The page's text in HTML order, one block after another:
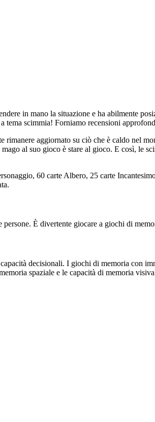
in mano la situazione e ha abilmente
scimmia! Forniamo recensioni
aggiornato su ciò che è caldo nel
al suo gioco è stare al gioco. E così, le
60 carte Albero, 25 carte
È divertente giocare a giochi di
decisionali. I giochi di memoria con
spaziale e le capacità di memoria